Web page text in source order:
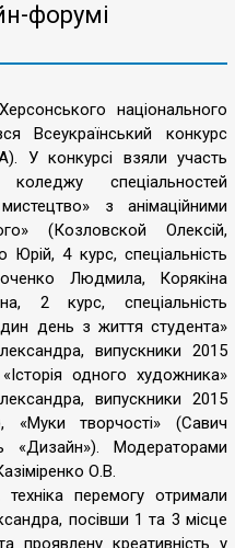
форумі
національного
Всеукраїнський конкурс
У конкурсі взяли участь
коледжу спеціальностей
з анімаційними
(Козловской Олексій,
Юрій, 4 курс, спеціальність
Людмила, Корякіна
2 курс, спеціальність
день з життя студента»
випускники 2015
одного художника»
випускники 2015
«Муки творчості» (Савич
«Дизайн»). Модераторами
О.В.
перемогу отримали
посівши 1 та 3 місце
проявлену креативність у